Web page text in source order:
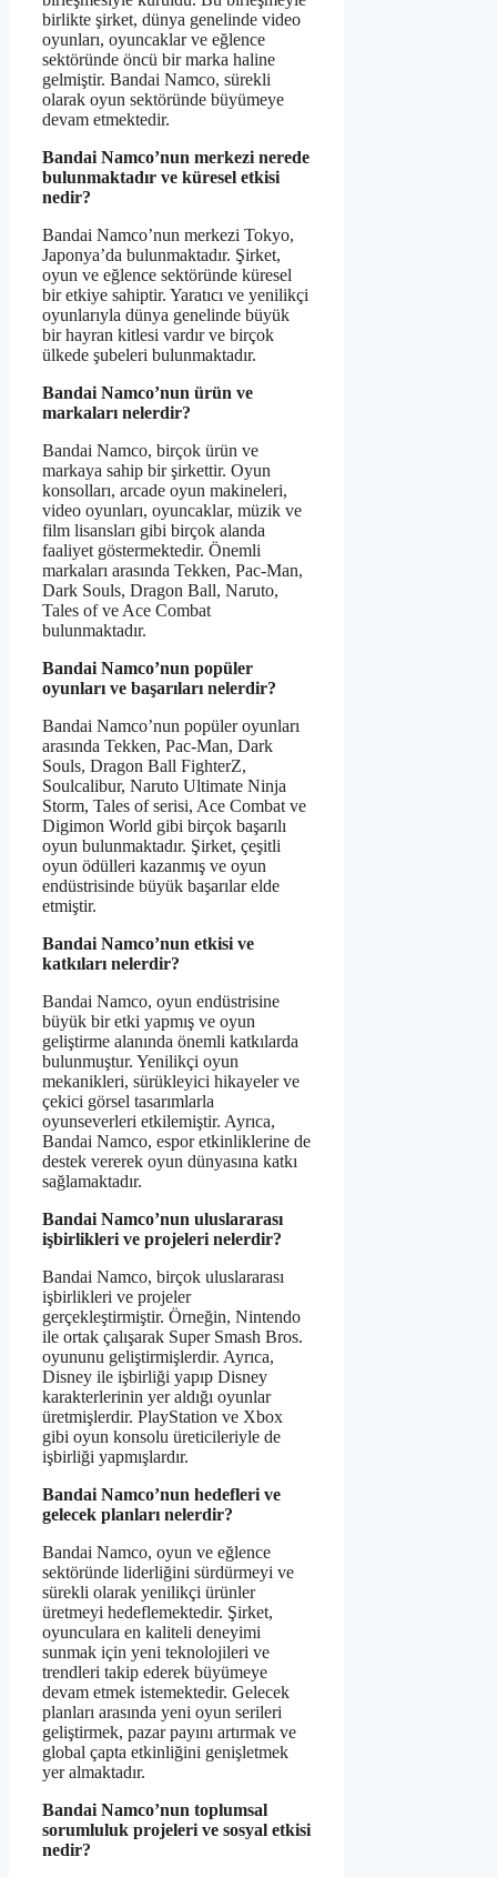
birlikte şirket, dünya genelinde video
oyunları, oyuncaklar ve eğlence
sektöründe öncü bir marka haline
gelmiştir. Bandai Namco, sürekli
olarak oyun sektöründe büyümeye
devam etmektedir.
Bandai Namco’nun merkezi nerede
bulunmaktadır ve küresel etkisi
nedir?
Bandai Namco’nun merkezi Tokyo,
Japonya’da bulunmaktadır. Şirket,
oyun ve eğlence sektöründe küresel
bir etkiye sahiptir. Yaratıcı ve yenilikçi
oyunlarıyla dünya genelinde büyük
bir hayran kitlesi vardır ve birçok
ülkede şubeleri bulunmaktadır.
Bandai Namco’nun ürün ve
markaları nelerdir?
Bandai Namco, birçok ürün ve
markaya sahip bir şirkettir. Oyun
konsolları, arcade oyun makineleri,
video oyunları, oyuncaklar, müzik ve
film lisansları gibi birçok alanda
faaliyet göstermektedir. Önemli
markaları arasında Tekken, Pac-Man,
Dark Souls, Dragon Ball, Naruto,
Tales of ve Ace Combat
bulunmaktadır.
Bandai Namco’nun popüler
oyunları ve başarıları nelerdir?
Bandai Namco’nun popüler oyunları
arasında Tekken, Pac-Man, Dark
Souls, Dragon Ball FighterZ,
Soulcalibur, Naruto Ultimate Ninja
Storm, Tales of serisi, Ace Combat ve
Digimon World gibi birçok başarılı
oyun bulunmaktadır. Şirket, çeşitli
oyun ödülleri kazanmış ve oyun
endüstrisinde büyük başarılar elde
etmiştir.
Bandai Namco’nun etkisi ve
katkıları nelerdir?
Bandai Namco, oyun endüstrisine
büyük bir etki yapmış ve oyun
geliştirme alanında önemli katkılarda
bulunmuştur. Yenilikçi oyun
mekanikleri, sürükleyici hikayeler ve
çekici görsel tasarımlarla
oyunseverleri etkilemiştir. Ayrıca,
Bandai Namco, espor etkinliklerine de
destek vererek oyun dünyasına katkı
sağlamaktadır.
Bandai Namco’nun uluslararası
işbirlikleri ve projeleri nelerdir?
Bandai Namco, birçok uluslararası
işbirlikleri ve projeler
gerçekleştirmiştir. Örneğin, Nintendo
ile ortak çalışarak Super Smash Bros.
oyununu geliştirmişlerdir. Ayrıca,
Disney ile işbirliği yapıp Disney
karakterlerinin yer aldığı oyunlar
üretmişlerdir. PlayStation ve Xbox
gibi oyun konsolu üreticileriyle de
işbirliği yapmışlardır.
Bandai Namco’nun hedefleri ve
gelecek planları nelerdir?
Bandai Namco, oyun ve eğlence
sektöründe liderliğini sürdürmeyi ve
sürekli olarak yenilikçi ürünler
üretmeyi hedeflemektedir. Şirket,
oyunculara en kaliteli deneyimi
sunmak için yeni teknolojileri ve
trendleri takip ederek büyümeye
devam etmek istemektedir. Gelecek
planları arasında yeni oyun serileri
geliştirmek, pazar payını artırmak ve
global çapta etkinliğini genişletmek
yer almaktadır.
Bandai Namco’nun toplumsal
sorumluluk projeleri ve sosyal etkisi
nedir?